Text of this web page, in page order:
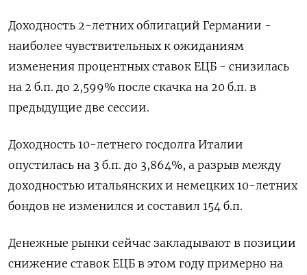
Доходность 2-летних облигаций Германии -
наиболее чувствительных к ожиданиям
изменения процентных ставок ЕЦБ - снизилась
на 2 б.п. до 2,599% после скачка на 20 б.п. в
предыдущие две сессии.
Доходность 10-летнего госдолга Италии
опустилась на 3 б.п. до 3,864%, а разрыв между
доходностью итальянских и немецких 10-летних
бондов не изменился и составил 154 б.п.
Денежные рынки сейчас закладывают в позиции
снижение ставок ЕЦБ в этом году примерно на